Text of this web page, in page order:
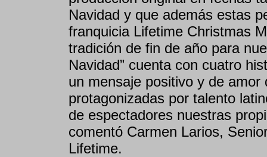
Navidad y que además estas
franquicia Lifetime Christmas
tradición de fin de año para
Navidad” cuenta con cuatro
un mensaje positivo y de
protagonizadas por talento
de espectadores nuestras
comentó Carmen Larios,
Lifetime.